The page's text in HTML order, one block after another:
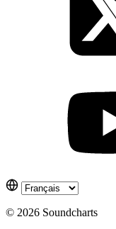
© 2026 Soundcharts